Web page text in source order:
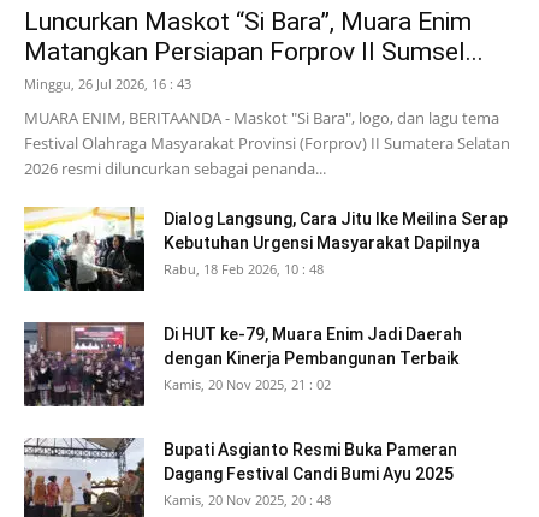
Luncurkan Maskot “Si Bara”, Muara Enim
Matangkan Persiapan Forprov II Sumsel...
Minggu, 26 Jul 2026, 16 : 43
MUARA ENIM, BERITAANDA - Maskot "Si Bara", logo, dan lagu tema
Festival Olahraga Masyarakat Provinsi (Forprov) II Sumatera Selatan
2026 resmi diluncurkan sebagai penanda...
Dialog Langsung, Cara Jitu Ike Meilina Serap
Kebutuhan Urgensi Masyarakat Dapilnya
Rabu, 18 Feb 2026, 10 : 48
Di HUT ke-79, Muara Enim Jadi Daerah
dengan Kinerja Pembangunan Terbaik
Kamis, 20 Nov 2025, 21 : 02
Bupati Asgianto Resmi Buka Pameran
Dagang Festival Candi Bumi Ayu 2025
Kamis, 20 Nov 2025, 20 : 48